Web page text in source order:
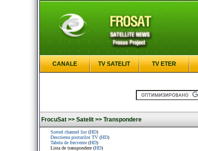
CANALE TV SATELIT TV ETER
FrocuSat >> Satelit >> Transpondere
Sorted channel list (HD)
Descrierea posturilor TV (HD)
Tabela de frecvente (HD)
Lista de transpondere (HD)